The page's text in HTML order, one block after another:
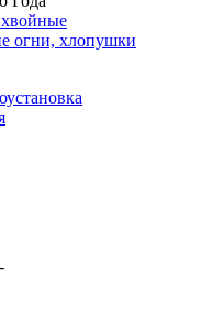
огни, хлопушки